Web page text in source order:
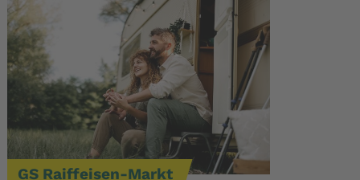
GS Raiffeisen-Markt